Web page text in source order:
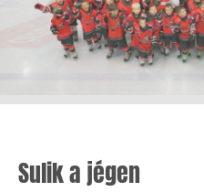
Sulik a jégen